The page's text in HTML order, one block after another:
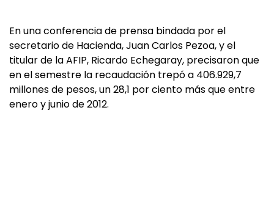
En una conferencia de prensa bindada por el
secretario de Hacienda, Juan Carlos Pezoa, y el
titular de la AFIP, Ricardo Echegaray, precisaron que
en el semestre la recaudación trepó a 406.929,7
millones de pesos, un 28,1 por ciento más que entre
enero y junio de 2012.